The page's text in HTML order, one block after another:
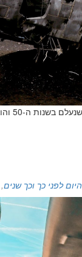
היום לפני כך וכך שנים,